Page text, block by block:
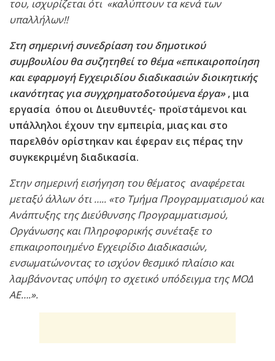
του, ισχυρίζεται ότι «καλύπτουν τα κενά των
υπαλλήλων!!
Στη σημερινή συνεδρίαση του δημοτικού
συμβουλίου θα συζητηθεί το θέμα «επικαιροποίηση
και εφαρμογή Εγχειριδίου διαδικασιών διοικητικής
ικανότητας για συγχρηματοδοτούμενα έργα», μια
εργασία όπου οι Διευθυντές- προϊστάμενοι και
υπάλληλοι έχουν την εμπειρία, μιας και στο
παρελθόν ορίστηκαν και έφεραν εις πέρας την
συγκεκριμένη διαδικασία.
Στην σημερινή εισήγηση του θέματος αναφέρεται
μεταξύ άλλων ότι ….. «το Τμήμα Προγραμματισμού και
Ανάπτυξης της Διεύθυνσης Προγραμματισμού,
Οργάνωσης και Πληροφορικής συνέταξε το
επικαιροποιημένο Εγχειρίδιο Διαδικασιών,
ενσωματώνοντας το ισχύον θεσμικό πλαίσιο και
λαμβάνοντας υπόψη το σχετικό υπόδειγμα της ΜΟΔ
ΑΕ….».